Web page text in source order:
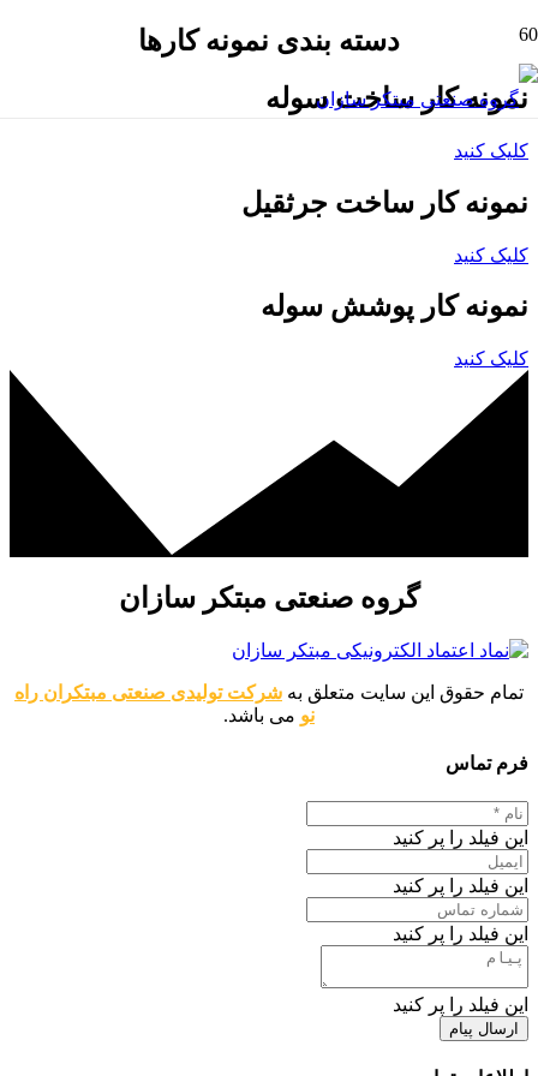
دسته بندی نمونه کارها
نمونه کار ساخت سوله
کلیک کنید
نمونه کار ساخت جرثقیل
کلیک کنید
نمونه کار پوشش سوله
کلیک کنید
گروه صنعتی مبتکر سازان
تمام حقوق این سایت متعلق به شرکت تولیدی صنعتی مبتکران راه
نو می باشد.
فرم تماس
این فیلد را پر کنید
این فیلد را پر کنید
این فیلد را پر کنید
این فیلد را پر کنید
ارسال پیام